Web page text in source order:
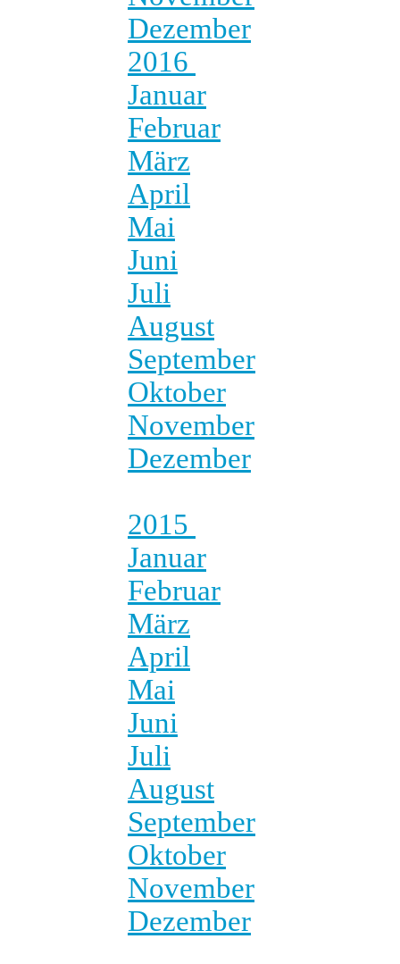
Dezember
2016
Januar
Februar
März
April
Mai
Juni
Juli
August
September
Oktober
November
Dezember
2015
Januar
Februar
März
April
Mai
Juni
Juli
August
September
Oktober
November
Dezember